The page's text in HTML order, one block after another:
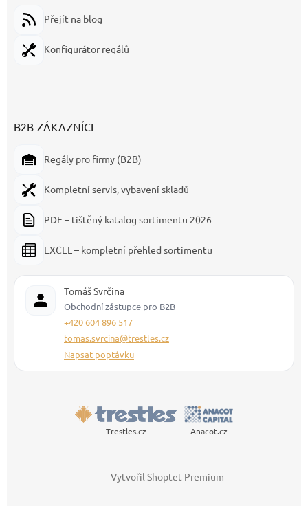
Přejít na blog
Konfigurátor regálů
B2B ZÁKAZNÍCI
Regály pro firmy (B2B)
Kompletní servis, vybavení skladů
PDF – tištěný katalog sortimentu 2026
EXCEL – kompletní přehled sortimentu
Tomáš Svrčina
Obchodní zástupce pro B2B
+420 604 896 517
tomas.svrcina@trestles.cz
Napsat poptávku
Trestles.cz Anacot.cz
Vytvořil Shoptet Premium